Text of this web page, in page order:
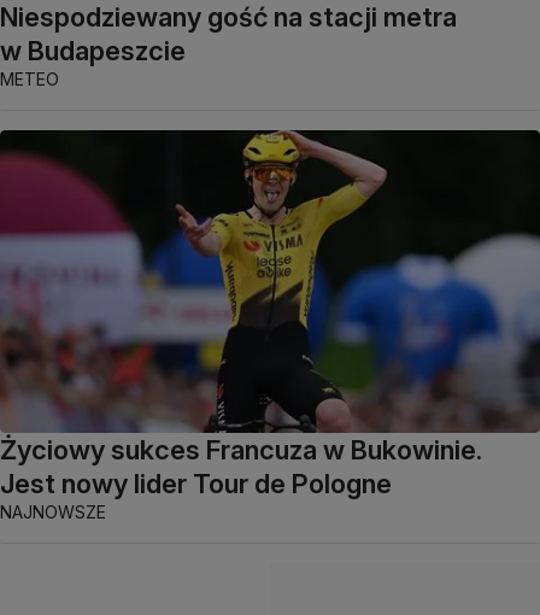
Niespodziewany gość na stacji metra
w Budapeszcie
METEO
Życiowy sukces Francuza w Bukowinie.
Jest nowy lider Tour de Pologne
NAJNOWSZE